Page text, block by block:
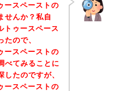
ースペーストの
せんか？私自
トゥースペース
たので、
ースペーストの
べてみることに
したのですが、
ースペーストの